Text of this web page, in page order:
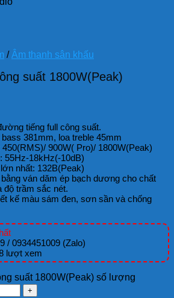
/Âm thanh sân khấu
suất 1800W(Peak)
tiếng full công suất.
381mm, loa treble 45mm
900W( Pro)/ 1800W(Peak)
55Hz-18kHz(-10dB)
nhất: 132B(Peak)
ván dăm ép bạch dương cho chất
độ trầm sắc nét.
kế màu sám đen, sơn sần và chống
/ 0934451009 (Zalo)
lượt xem
suất 1800W(Peak) số lượng